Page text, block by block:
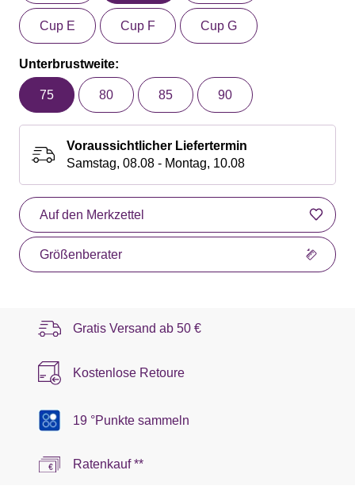
Cup E Cup F Cup G
Unterbrustweite:
75 80 85 90
Voraussichtlicher Liefertermin
Samstag, 08.08 - Montag, 10.08
Auf den Merkzettel
Größenberater
Gratis Versand ab 50 €
Kostenlose Retoure
19 °Punkte sammeln
Ratenkauf **